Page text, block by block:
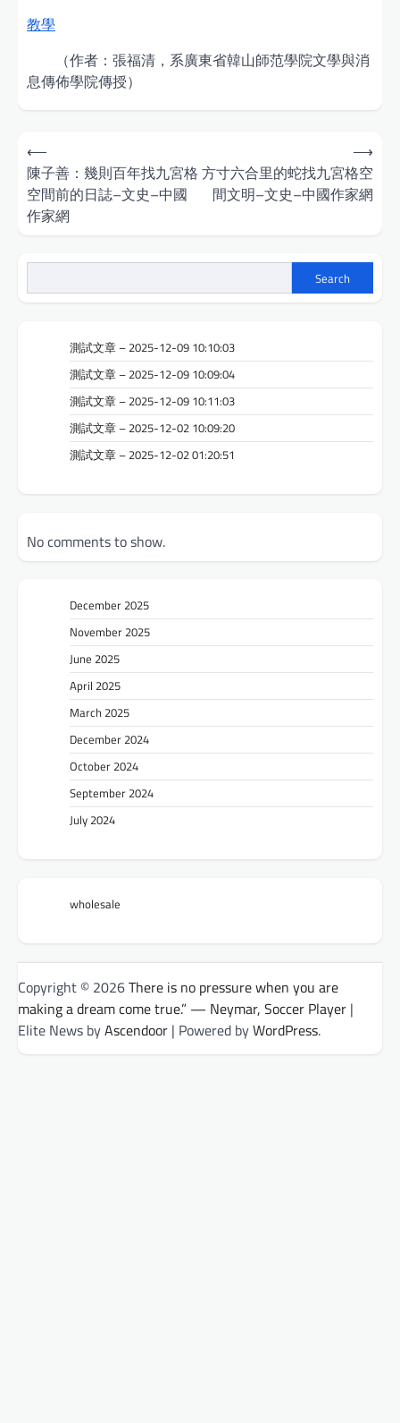
教學
（作者：張福清，系廣東省韓山師范學院文學與消
息傳佈學院傳授）
Post
navigation
⟵
陳子善：幾則百年找九宮格
空間前的日誌–文史–中國
作家網
方寸六合里的蛇找九宮格空
間文明–文史–中國作家網
⟶
Search
測試文章 – 2025-12-09 10:10:03
測試文章 – 2025-12-09 10:09:04
測試文章 – 2025-12-09 10:11:03
測試文章 – 2025-12-02 10:09:20
測試文章 – 2025-12-02 01:20:51
No comments to show.
December 2025
November 2025
June 2025
April 2025
March 2025
December 2024
October 2024
September 2024
July 2024
wholesale
Copyright © 2026There is no pressure when you are
making a dream come true.” — Neymar, Soccer Player |
Elite News byAscendoor | Powered byWordPress.